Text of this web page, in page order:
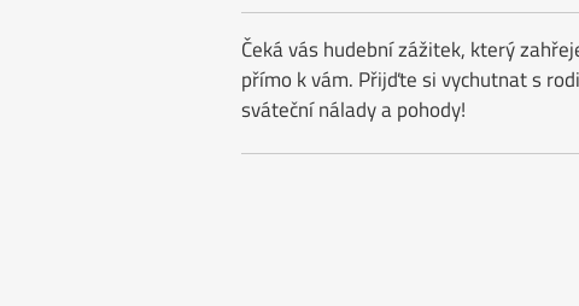
Čeká vás hudební zážitek, který
přímo k vám. Přijďte si vychutnat s
sváteční nálady a pohody!